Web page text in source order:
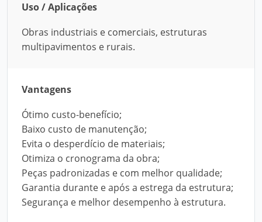
Uso / Aplicações
Obras industriais e comerciais, estruturas
multipavimentos e rurais.
Vantagens
Ótimo custo-benefício;
Baixo custo de manutenção;
Evita o desperdício de materiais;
Otimiza o cronograma da obra;
Peças padronizadas e com melhor qualidade;
Garantia durante e após a estrega da estrutura;
Segurança e melhor desempenho à estrutura.